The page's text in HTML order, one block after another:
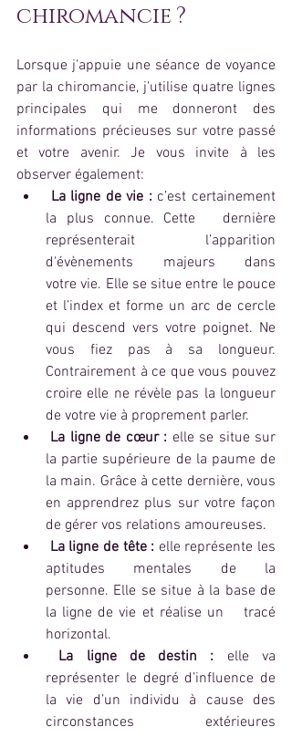
chiromancie ?
Lorsque j'appuie une séance de voyance
par la chiromancie, j'utilise quatre lignes
principales qui me donneront des
informations précieuses sur votre passé
et votre avenir. Je vous invite à les
observer également:
La ligne de vie : c’est certainement
la plus connue. Cette 	dernière
représenterait l’apparition
d'évènements majeurs dans
votre vie. Elle se situe entre le pouce
et l’index et forme un arc de cercle
qui descend vers votre poignet. Ne
vous fiez pas à sa longueur.
Contrairement à ce que vous pouvez
croire elle ne révèle pas la longueur
de votre vie à proprement parler.
La ligne de cœur : elle se situe sur
la partie supérieure de la paume de
la main. Grâce à cette dernière, vous
en apprendrez plus sur votre façon
de gérer vos relations amoureuses.
La ligne de tête : elle représente les
aptitudes mentales de la
personne. Elle se situe à la base de
la ligne de vie et réalise un 	tracé
horizontal.
La ligne de destin : elle va
représenter le degré d’influence de
la vie d’un individu à cause des
circonstances extérieures